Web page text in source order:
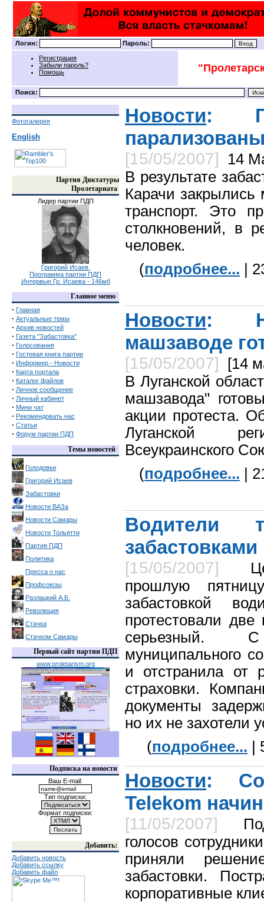
Логин: Пароль:
Регистрация
Забыли пароль?
Помощь
Поиск:
Фотогалерея
English
Партия Диктатуры
Пролетариата
Лидер партии ПДП
Григорий Исаев.
Программа партии ПДП
Интервью Гр. Исаева - 146мб
Главное меню
· Главная
· Актуальные темы
· Архив новостей
· Газета "Забастовка"
· Голосования
· Гостевая книга партии
· Информер - Новости
· Карта портала
· Каталог файлов
· Личное сообщение
· Личный кабинет
· Мини чат
· Рекомендовать нас
· Статьи
· Форум партии ПДП
Темы новостей
Голодовки
Григорий Исаев
Забастовки
Новости ВАЗа
Новости Самары
Новости Тольятти
Партия ПДП
Политика
Пресса о нас
Профсоюзы
Разлацкий А.Б.
Революция
Стачка
Стачком Самары
Первый сайт партии ПДП
www.proletarism.org
Подписка на новости
Ваш E-mail:
Тип подписки:
Формат подписки:
Добавить:
Добавить новость
Добавить ссылку
Добавить файл
Новости:
[15/05/2007]
14
В результате
Карачи закрылись
транспорт. Это
столкновений, в
человек.
(подробнее... |
Новости: На
машзаводе
[15/05/2007]
[14
В Луганской
машзавода"
акции протеста.
Луганской
Всеукраинского
(подробнее... |
Водители
забастовками
[15/05/2007]
прошлую
забастовкой
протестовали
серьезный.
муниципального
и отстранила от
страховки.
документы
но их не захотели
(подробнее... |
Новости:
Telekom
[11/05/2007]
голосов
приняли
забастовки.
корпоративные